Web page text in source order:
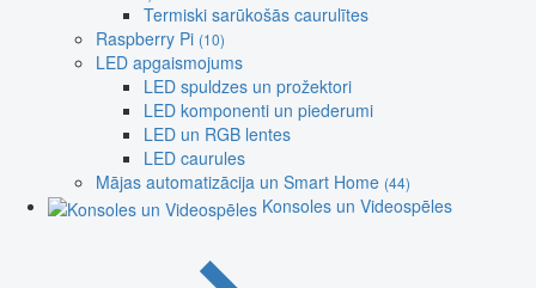
Termiski sarūkošās caurulītes
Raspberry Pi (10)
LED apgaismojums
LED spuldzes un prožektori
LED komponenti un piederumi
LED un RGB lentes
LED caurules
Mājas automatizācija un Smart Home (44)
Konsoles un Videospēles